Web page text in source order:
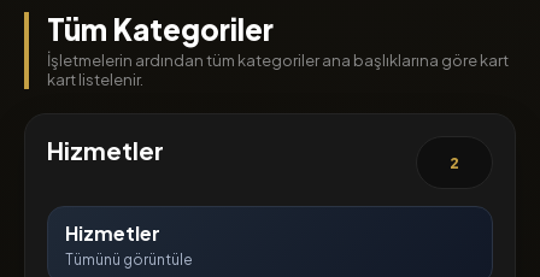
Tüm Kategoriler
İşletmelerin ardından tüm kategoriler ana başlıklarına göre kart
kart listelenir.
Hizmetler 2
Hizmetler
Tümünü görüntüle